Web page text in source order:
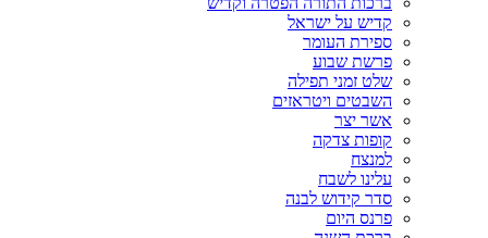
קדיש על ישראל
ספירת העומר
פרשת שבוע
שלט זמני תפילה
השבטים ויטראזים
אשר יצר
קופות צדקה
למנצח
עלינו לשבח
סדר קידוש לבנה
פרנס היום